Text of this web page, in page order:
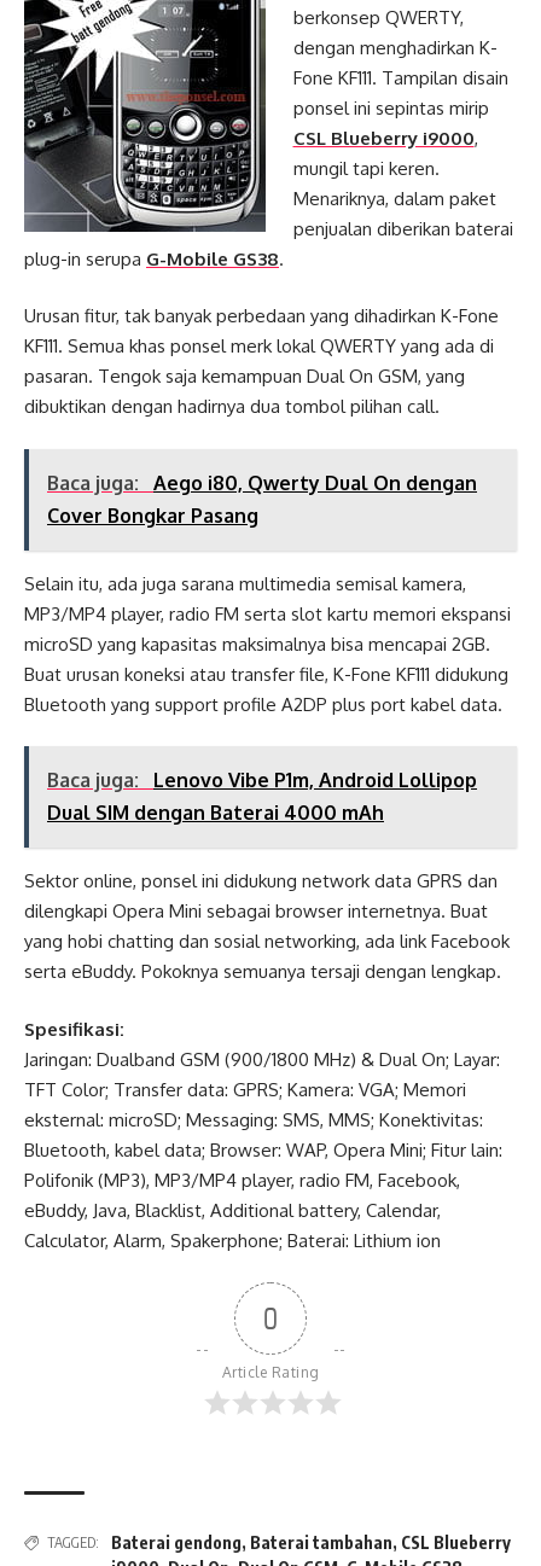
berkonsep QWERTY,
dengan menghadirkan K-
Fone KF111. Tampilan disain
ponsel ini sepintas mirip
CSL Blueberry i9000,
mungil tapi keren.
Menariknya, dalam paket
penjualan diberikan baterai
plug-in serupa G-Mobile GS38.
Urusan fitur, tak banyak perbedaan yang dihadirkan K-Fone
KF111. Semua khas ponsel merk lokal QWERTY yang ada di
pasaran. Tengok saja kemampuan Dual On GSM, yang
dibuktikan dengan hadirnya dua tombol pilihan call.
Baca juga:
Aego i80, Qwerty Dual On dengan
Cover Bongkar Pasang
Selain itu, ada juga sarana multimedia semisal kamera,
MP3/MP4 player, radio FM serta slot kartu memori ekspansi
microSD yang kapasitas maksimalnya bisa mencapai 2GB.
Buat urusan koneksi atau transfer file, K-Fone KF111 didukung
Bluetooth yang support profile A2DP plus port kabel data.
Baca juga:
Lenovo Vibe P1m, Android Lollipop
Dual SIM dengan Baterai 4000 mAh
Sektor online, ponsel ini didukung network data GPRS dan
dilengkapi Opera Mini sebagai browser internetnya. Buat
yang hobi chatting dan sosial networking, ada link Facebook
serta eBuddy. Pokoknya semuanya tersaji dengan lengkap.
Spesifikasi:
Jaringan: Dualband GSM (900/1800 MHz) & Dual On; Layar:
TFT Color; Transfer data: GPRS; Kamera: VGA; Memori
eksternal: microSD; Messaging: SMS, MMS; Konektivitas:
Bluetooth, kabel data; Browser: WAP, Opera Mini; Fitur lain:
Polifonik (MP3), MP3/MP4 player, radio FM, Facebook,
eBuddy, Java, Blacklist, Additional battery, Calendar,
Calculator, Alarm, Spakerphone; Baterai: Lithium ion
0
Article Rating
TAGGED: Baterai gendong, Baterai tambahan, CSL Blueberry